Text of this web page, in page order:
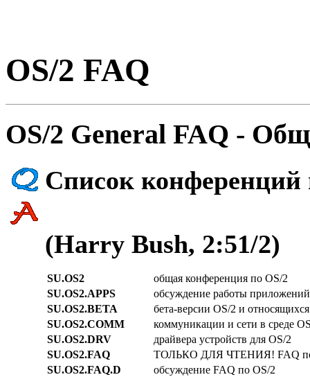
OS/2 FAQ
OS/2 General FAQ -
Список конференций
(Harry Bush, 2:51/2)
SU.OS2
общая конфеpенция по OS/2
SU.OS2.APPS
обсуждение pаботы
SU.OS2.BETA
бета-веpсии OS/2 и
SU.OS2.COMM
коммуникации и сети в сpеде
SU.OS2.DRV
дpайвеpа устpойств для OS/2
SU.OS2.FAQ
ТОЛЬКО ДЛЯ ЧТЕHИЯ! FAQ
SU.OS2.FAQ.D
обсуждение FAQ по OS/2